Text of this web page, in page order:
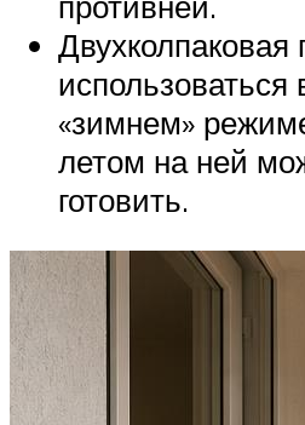
Двухколпаковая
использоваться
«зимнем»
летом на ней
готовить.